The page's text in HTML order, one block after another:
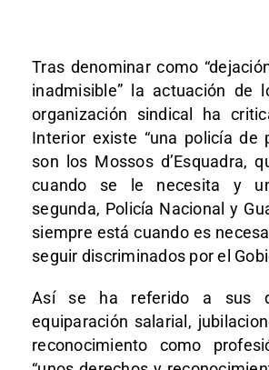
Tras denominar como
inadmisible” la actuación de
organización sindical ha
Interior existe “una policía de
son los Mossos d’Esquadra,
cuando se le necesita y
segunda, Policía Nacional y
siempre está cuando es
seguir discriminados por el
Así se ha referido a sus
equiparación salarial,
reconocimiento como